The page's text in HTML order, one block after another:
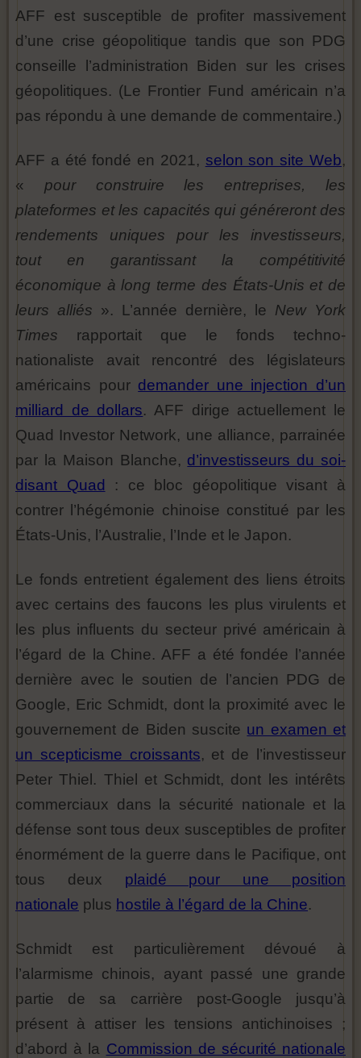
AFF est susceptible de profiter massivement
d’une crise géopolitique tandis que son PDG
conseille l’administration Biden sur les crises
géopolitiques. (Le Frontier Fund américain n’a
pas répondu à une demande de commentaire.)
AFF a été fondé en 2021, selon son site Web,
« pour construire les entreprises, les
plateformes et les capacités qui généreront des
rendements uniques pour les investisseurs,
tout en garantissant la compétitivité
économique à long terme des États-Unis et de
leurs alliés ». L’année dernière, le New York
Times rapportait que le fonds techno-
nationaliste avait rencontré des législateurs
américains pour demander une injection d’un
milliard de dollars. AFF dirige actuellement le
Quad Investor Network, une alliance, parrainée
par la Maison Blanche, d’investisseurs du soi-
disant Quad
: ce bloc géopolitique visant à
contrer l’hégémonie chinoise constitué par les
États-Unis, l’Australie, l’Inde et le Japon.
Le fonds entretient également des liens étroits
avec certains des faucons les plus virulents et
les plus influents du secteur privé américain à
l’égard de la Chine. AFF a été fondée l’année
dernière avec le soutien de l’ancien PDG de
Google, Eric Schmidt, dont la proximité avec le
gouvernement de Biden suscite un examen et
un scepticisme croissants, et de l’investisseur
Peter Thiel. Thiel et Schmidt, dont les intérêts
commerciaux dans la sécurité nationale et la
défense sont tous deux susceptibles de profiter
énormément de la guerre dans le Pacifique, ont
tous deux plaidé pour une position
nationale plus hostile à l’égard de la Chine.
Schmidt est particulièrement dévoué à
l’alarmisme chinois, ayant passé une grande
partie de sa carrière post-Google jusqu’à
présent à attiser les tensions antichinoises ;
d’abord à la Commission de sécurité nationale